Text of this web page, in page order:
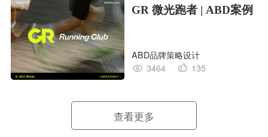
GR 微光跑者 | ABD案例
ABD品牌策略设计
3464
135
查看更多